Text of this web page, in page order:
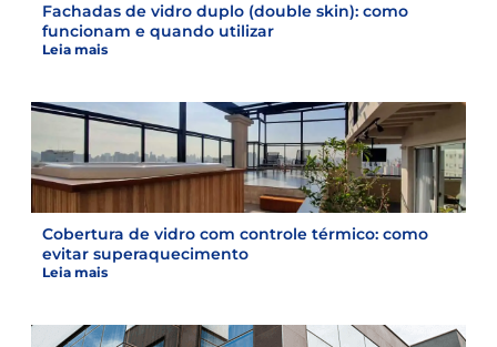
Fachadas de vidro duplo (double skin): como
funcionam e quando utilizar
Leia mais
Cobertura de vidro com controle térmico: como
evitar superaquecimento
Leia mais